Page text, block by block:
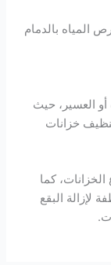
المياه بالدمام
أو العسير، حيث
خزانات
كما
لإزالة البقع